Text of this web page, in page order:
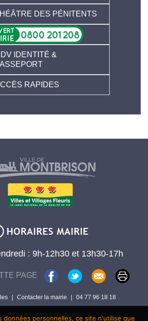
DES PÉNITENTS
IDENTITÉ &
RAPIDES
: 9h-12h30 et 13h30-17h
PAGE
| Contacter la mairie | 04 77 96 18 18
Encore un site Web collectivités !
données personnelles, ce site n'utilise que